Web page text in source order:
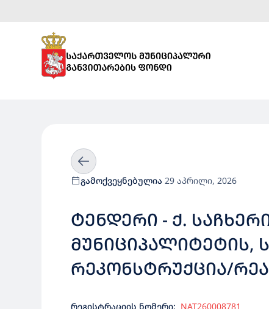
გამოქვეყნებულია 29 აპრილი, 2026
ᲢᲔᲜᲓᲔᲠᲘ - Ქ.
ᲠᲔᲙᲝᲜᲡᲢᲠᲣᲥᲪᲘᲐ/
რეგისტრაციის ნომერი: NAT260008781